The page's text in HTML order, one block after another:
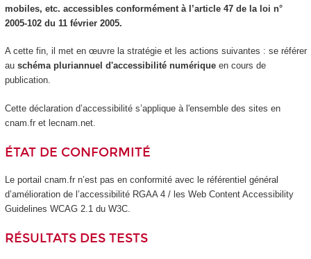
mobiles, etc. accessibles conformément à l’article 47 de la loi n°
2005-102 du 11 février 2005.
A cette fin, il met en œuvre la stratégie et les actions suivantes : se référer
au schéma pluriannuel d'accessibilité numériqueen cours de
publication.
Cette déclaration d’accessibilité s’applique à l'ensemble des sites en
cnam.fr et lecnam.net.
ÉTAT DE CONFORMITÉ
Le portail cnam.fr n’est pas en conformité avec le référentiel général
d’amélioration de l’accessibilité RGAA 4 / les Web Content Accessibility
Guidelines WCAG 2.1 du W3C.
RÉSULTATS DES TESTS